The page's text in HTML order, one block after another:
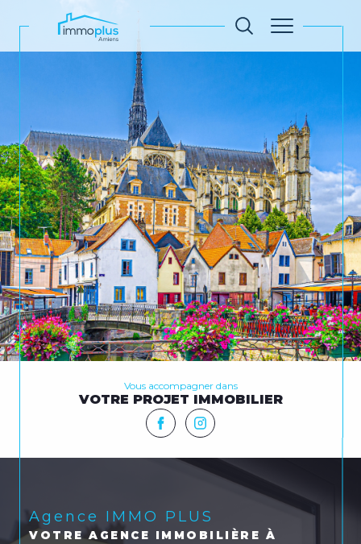
Vous accompagner dans
VOTRE PROJET IMMOBILIER
Agence IMMO PLUS
VOTRE AGENCE IMMOBILIÈRE À